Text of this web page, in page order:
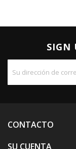
SIGN
CONTACTO
SU CUENTA